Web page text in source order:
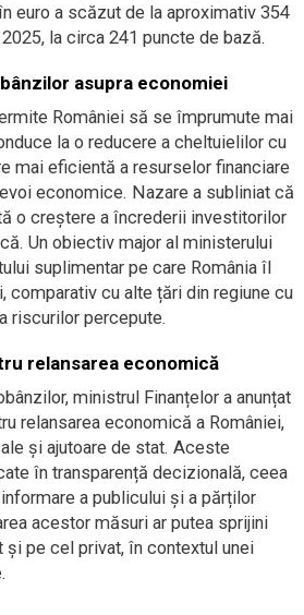
euro a scăzut de la aproximativ 354
la circa 241 puncte de bază.
asupra economiei
României să se împrumute mai
la o reducere a cheltuielilor cu
mai eficientă a resurselor financiare
economice. Nazare a subliniat că
o creștere a încrederii investitorilor
Un obiectiv major al ministerului
suplimentar pe care România îl
comparativ cu alte țări din regiune cu
riscurilor percepute.
relansarea economică
ministrul Finanțelor a anunțat
relansarea economică a României,
și ajutoare de stat. Aceste
în transparență decizională, ceea
a publicului și a părților
acestor măsuri ar putea sprijini
pe cel privat, în contextul unei